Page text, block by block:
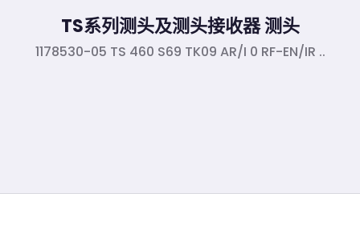
TS系列测头及测头接收器 测头
1178530-05 TS 460 S69 TK09 AR/I 0 RF-EN/IR ..